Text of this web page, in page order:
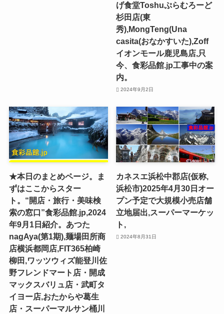
げ食堂Toshuぷらむろーど
杉田店(東
秀),MongTeng(Una
casita(おなかすいた),Zoff
イオンモール鹿児島店,只
今、食彩品館.jp工事中の案
内。
2024年9月2日
★本日のまとめページ。ま
ずはここからスター
ト。“開店・旅行・美味検
索の窓口”食彩品館.jp,2024
年9月1日紹介。あつた
nagAya(第1期),麺場田所商
店横浜都岡店,FIT365柏崎
柳田,ワッツウィズ能登川佐
野フレンドマート店・開成
マックスバリュ店・武町タ
イヨー店,おたからや葛生
店・スーパーマルサン桶川
カネスエ浜松中郡店(仮称,
浜松市)2025年4月30日オー
プン予定で大規模小売店舗
立地届出,スーパーマーケッ
ト,
2024年8月31日